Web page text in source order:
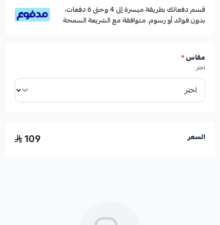
قسم دفعاتك بطريقة ميسرة إلى 4 وحتى 6 دفعات،
بدون فوائد أو رسوم. متوافقة مع الشريعة السمحة
مقاس*
اختر
السعر 109